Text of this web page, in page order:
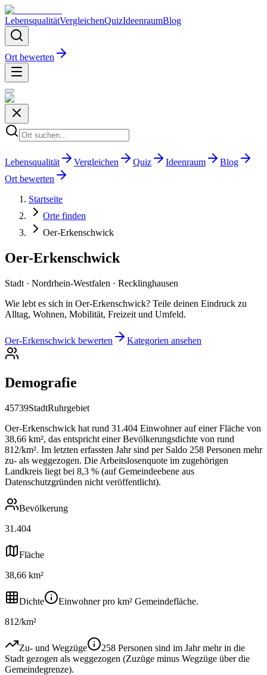
LebensqualitätVergleichenQuizIdeenraumBlog
Ort bewerten
Lebensqualität Vergleichen Quiz Ideenraum
Blog
Ort bewerten
Startseite
Orte finden
Oer-Erkenschwick
Oer-Erkenschwick
Stadt · Nordrhein-Westfalen · Recklinghausen
Wie lebt es sich in Oer-Erkenschwick? Teile deinen Eindruck zu
Alltag, Wohnen, Mobilität, Freizeit und Umfeld.
Oer-Erkenschwick bewerten Kategorien ansehen
Demografie
45739StadtRuhrgebiet
Oer-Erkenschwick hat rund 31.404 Einwohner auf einer Fläche von
38,66 km², das entspricht einer Bevölkerungsdichte von rund
812/km². Im letzten erfassten Jahr sind per Saldo 258 Personen mehr
zu- als weggezogen. Die Arbeitslosenquote im zugehörigen
Landkreis liegt bei 8,3 % (auf Gemeindeebene aus
Datenschutzgründen nicht veröffentlicht).
Bevölkerung
31.404
Fläche
38,66 km²
Dichte
Einwohner pro km² Gemeindefläche.
812/km²
Zu- und Wegzüge
258 Personen sind im Jahr mehr in die
Stadt gezogen als weggezogen (Zuzüge minus Wegzüge über die
Gemeindegrenze).